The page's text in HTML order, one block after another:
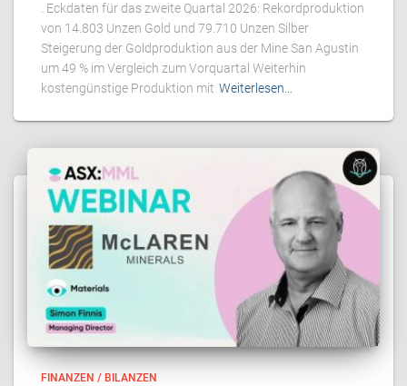
. Eckdaten für das zweite Quartal 2026: Rekordproduktion
von 14.803 Unzen Gold und 79.710 Unzen Silber
Steigerung der Goldproduktion aus der Mine San Agustin
um 49 % im Vergleich zum Vorquartal Weiterhin
kostengünstige Produktion mit Weiterlesen…
FINANZEN / BILANZEN